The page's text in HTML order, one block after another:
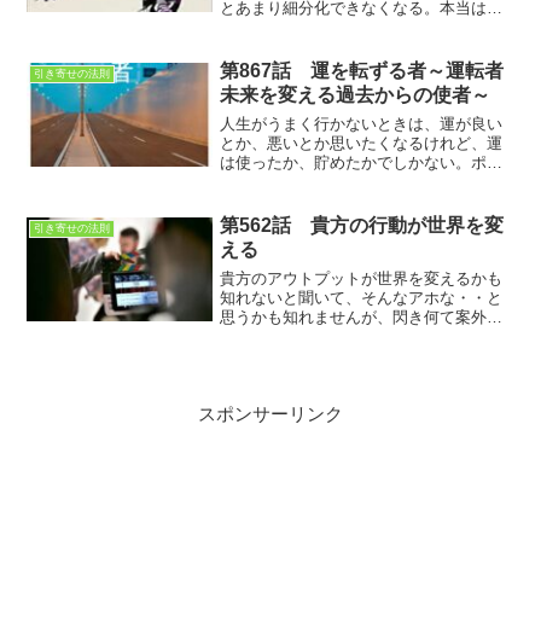
とあまり細分化できなくなる。本当は嬉
まう。心の中の感情表現を上手にできれ
ば、勝手に湧いてくる思考もバラエティ
の飛んだものになるのではないか？細か
いこといいから本を読もう‼
引き寄せの法則
第867話 運を転ずる者～運転者
未来を変える過去からの使者～
人生がうまく行かないときは、運が良い
とか、悪いとか思いたくなるけれど、運
は使ったか、貯めたかでしかない。ポイ
引き寄せの法則
第562話 貴方の行動が世界を変
える
貴方のアウトプットが世界を変えるかも
知れないと聞いて、そんなアホな・・と
思うかも知れませんが、閃き何て案外、
スポンサーリンク